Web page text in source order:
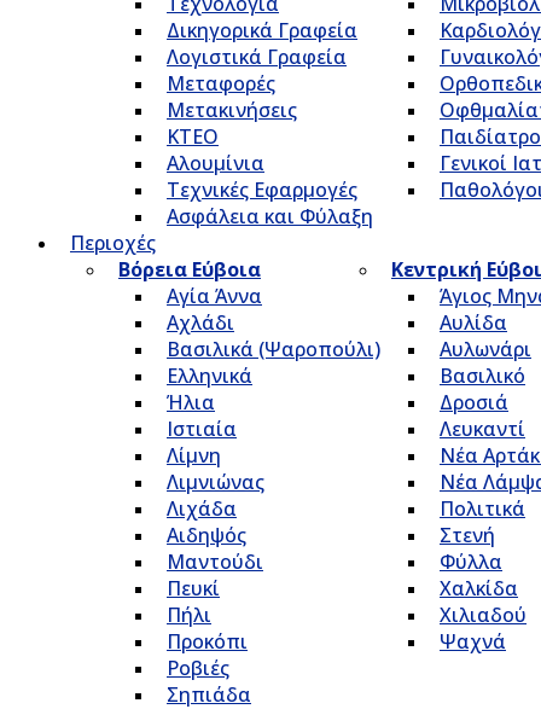
Δικηγορικά Γραφεία
Λογιστικά Γραφεία
Μεταφορές
Μετακινήσεις
ΚΤΕΟ
Αλουμίνια
Τεχνικές Εφαρμογές
Ασφάλεια και Φύλαξη
Γενικοί
Περιοχές
Βόρεια Εύβοια
Αγία Άννα
Αχλάδι
Βασιλικά (Ψαροπούλι)
Ελληνικά
Ήλια
Ιστιαία
Λίμνη
Λιμνιώνας
Λιχάδα
Αιδηψός
Μαντούδι
Πευκί
Πήλι
Προκόπι
Ροβιές
Σηπιάδα
Κεντρική
Άγιος
Αυλίδα
Αυλωνάρι
Βασιλικό
Δροσιά
Λευκαντί
Νέα
Νέα
Πολιτικά
Στενή
Φύλλα
Χαλκίδα
Χιλιαδού
Ψαχνά